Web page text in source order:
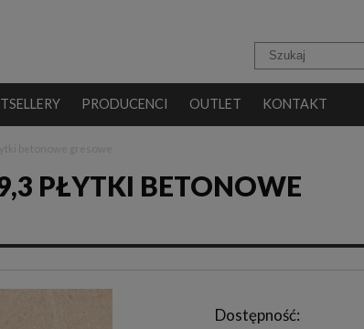
PRODUCENCI OUTLET KONTAKT
PŁYTKI BETONOWE
Dostępność: